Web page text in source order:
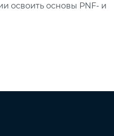
освоить основы PNF‑ и